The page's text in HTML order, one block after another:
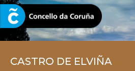
CASTRO DE ELVIÑA
CORUNA.GAL